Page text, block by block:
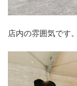
店内の雰囲気です。